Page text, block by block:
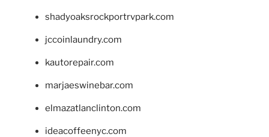
shadyoaksrockportrvpark.com
jccoinlaundry.com
kautorepair.com
marjaeswinebar.com
elmazatlanclinton.com
ideacoffeenyc.com